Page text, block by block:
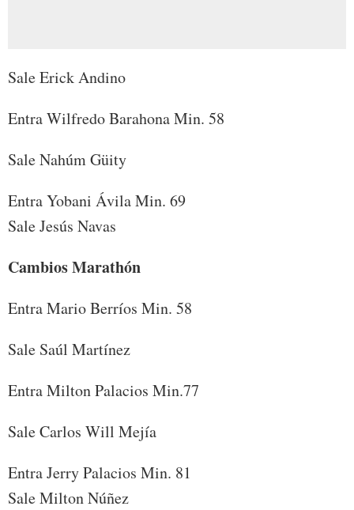
Sale Erick Andino
Entra Wilfredo Barahona Min. 58
Sale Nahúm Güity
Entra Yobani Ávila Min. 69
Sale Jesús Navas
Cambios Marathón
Entra Mario Berríos Min. 58
Sale Saúl Martínez
Entra Milton Palacios Min.77
Sale Carlos Will Mejía
Entra Jerry Palacios Min. 81
Sale Milton Núñez